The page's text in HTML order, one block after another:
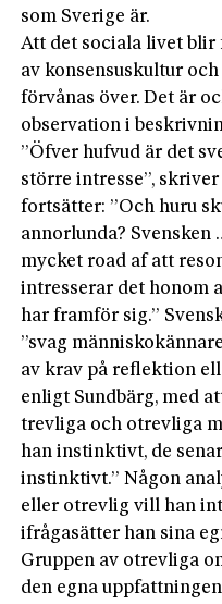
som Sverige är.
Att det sociala livet
av konsensuskultur
förvånas över. Det är
observation i
”Öfver hufvud är det
större intresse”, skriver
fortsätter: ”Och huru
annorlunda? Svensken
mycket road af att
intresserar det honom
har framför sig.”
”svag
av krav på reflektion
enligt Sundbärg, med
trevliga och otrevliga
han instinktivt, de
instinktivt.” Någon
eller otrevlig vill han
ifrågasätter han sina
Gruppen av otrevliga
den egna